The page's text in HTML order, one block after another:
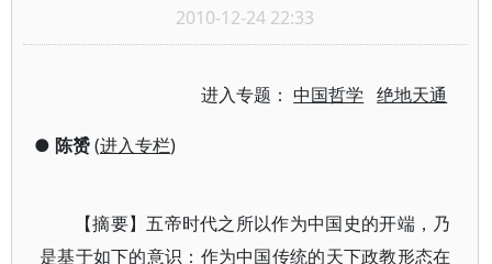
2010-12-24 22:33
进入专题：中国哲学 绝地天通
● 陈赟(进入专栏)
【摘要】五帝时代之所以作为中国史的开端，乃
是基于如下的意识：作为中国传统的天下政教形态在